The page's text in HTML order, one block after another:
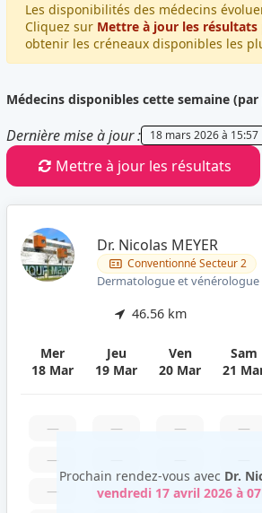
Les disponibilités des médecins
Cliquez sur Mettre à jour les résultats
obtenir les créneaux disponibles les
Médecins disponibles cette semaine
Dernière mise à jour : 18 mars 2026 à 15:57
Mettre à jour les résultats
Dr. Nicolas MEYER
Conventionné Secteur 2
Dermatologue et vénérologue
46.56 km
Mer
18 Mar
Jeu
19 Mar
Ven
20 Mar
Sam
21
—
—
—
—
—
—
—
—
—
Prochain rendez-vous avec Dr.
vendredi 17 avril 2026 à